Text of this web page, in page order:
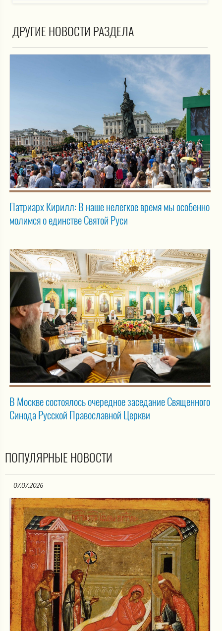
ДРУГИЕ НОВОСТИ РАЗДЕЛА
Патриарх Кирилл: В наше нелегкое время мы особенно
молимся о единстве Святой Руси
В Москве состоялось очередное заседание Священного
Синода Русской Православной Церкви
ПОПУЛЯРНЫЕ НОВОСТИ
07.07.2026